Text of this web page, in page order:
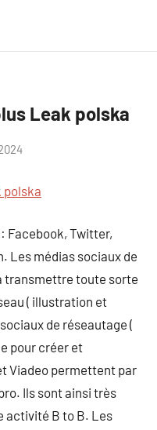
Leak polska
polska
Facebook, Twitter,
Les médias sociaux de
transmettre toute sorte
( illustration et
de réseautage (
pour créer et
Viadeo permettent par
Ils sont ainsi très
activité B to B. Les